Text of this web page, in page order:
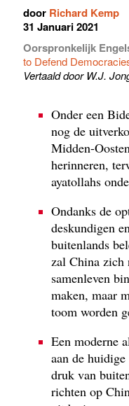
door Richard Kemp
31 Januari 2021
Oorspronkelijk
to Defend
Vertaald door W.J.
Onder een
nog de
Midden-
herinneren,
ayatollahs
Ondanks de
deskundigen
buitenlands
zal China zich
samenleven
maken, maar
toom worden
Een moderne
aan de
druk van
richten op